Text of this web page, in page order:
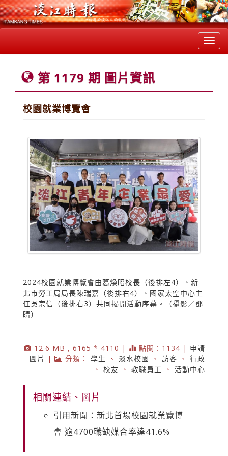
第 1179 期 圖片資訊
校園就業博覽會
2024校園就業博覽會由葛煥昭校長（後排左4）、新
北市勞工局局長陳瑞嘉（後排右4）、國家太空中心主
任吳宗信（後排右3）共同揭開活動序幕。（攝影／鄧
晴）
12.6 MB , 6165 * 4110 | 點閱：1134 | 申請
圖片
| 分類： 學生 、 淡水校園 、 訪客 、 行政
、 校友 、 教職員工 、 活動中心
相關連結、圖片
引用新聞：新北首場校園就業覽博
會 逾4700職缺媒合率達41.6%